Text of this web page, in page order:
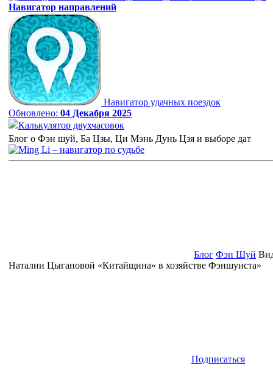
Навигатор направлений
Навигатор удачных поездок
Обновлено: 04 Декабря 2025
Калькулятор двухчасовок
Блог о Фэн шуй, Ба Цзы, Ци Мэнь Дунь Цзя и выборе дат
Блог Фэн Шуй
Наталии Цыгановой «Китайщина» в хозяйстве Фэншуиста»
Подписаться